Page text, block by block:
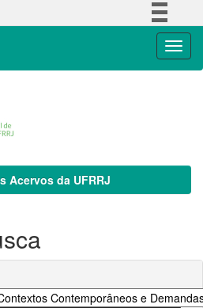
Acervos da UFRRJ